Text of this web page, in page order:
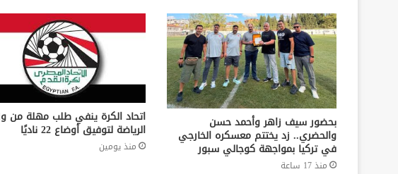
بحضور سيف زاهر وأحمد حسن
والحضري.. زد يختتم معسكره الخارجي
في تركيا بمواجهة كوجالي سبور
منذ 17 ساعة
اتحاد الكرة ينفي طلب مهلة من
الرياضة لتوفيق أوضاع 22 ناديًا
منذ يومين